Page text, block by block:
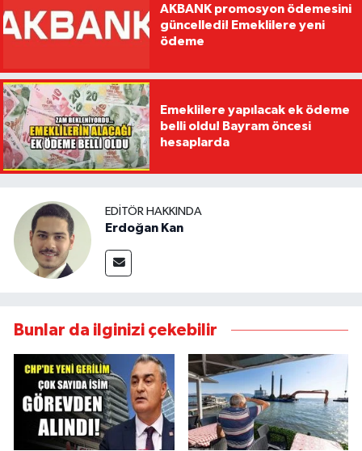
AKBANK promosyon ödemesini
güncelledi! Emeklilere yeni
ödeme
Emeklilere yapılacak ek ödeme
belli oldu! Bayram öncesi
hesaplarda
EDITÖR HAKKINDA
Erdoğan Kan
Bunlar da ilginizi çekebilir